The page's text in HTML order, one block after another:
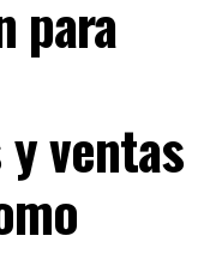
para
ventas